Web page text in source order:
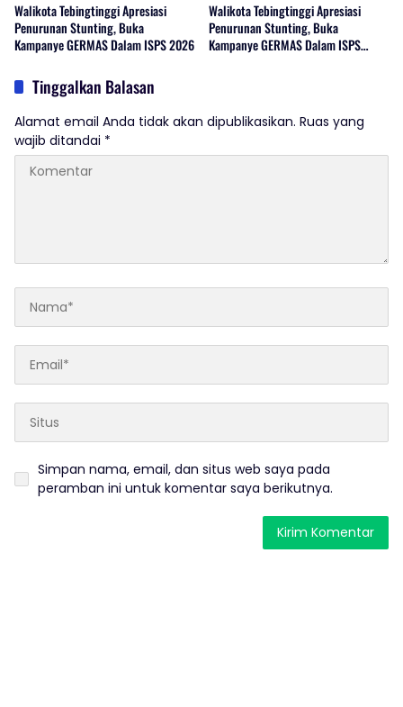
Walikota Tebingtinggi Apresiasi
Penurunan Stunting, Buka
Kampanye GERMAS Dalam ISPS 2026
Walikota Tebingtinggi Apresiasi
Penurunan Stunting, Buka
Kampanye GERMAS Dalam ISPS
Tinggalkan Balasan
Alamat email Anda tidak akan dipublikasikan. Ruas yang
wajib ditandai *
Simpan nama, email, dan situs web saya pada
peramban ini untuk komentar saya berikutnya.